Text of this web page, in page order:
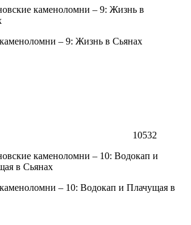
– 9: Жизнь в Сьянах
10532
– 10: Водокап и Плачущая в